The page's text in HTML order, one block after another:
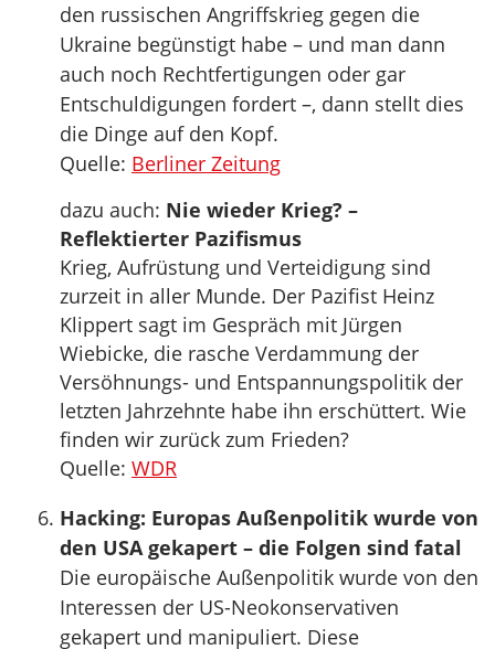
den russischen Angriffskrieg gegen die
Ukraine begünstigt habe – und man dann
auch noch Rechtfertigungen oder gar
Entschuldigungen fordert –, dann stellt dies
die Dinge auf den Kopf.
Quelle: Berliner Zeitung
dazu auch: Nie wieder Krieg? –
Reflektierter Pazifismus
Krieg, Aufrüstung und Verteidigung sind
zurzeit in aller Munde. Der Pazifist Heinz
Klippert sagt im Gespräch mit Jürgen
Wiebicke, die rasche Verdammung der
Versöhnungs- und Entspannungspolitik der
letzten Jahrzehnte habe ihn erschüttert. Wie
finden wir zurück zum Frieden?
Quelle: WDR
Hacking: Europas Außenpolitik wurde von
den USA gekapert – die Folgen sind fatal
Die europäische Außenpolitik wurde von den
Interessen der US-Neokonservativen
gekapert und manipuliert. Diese